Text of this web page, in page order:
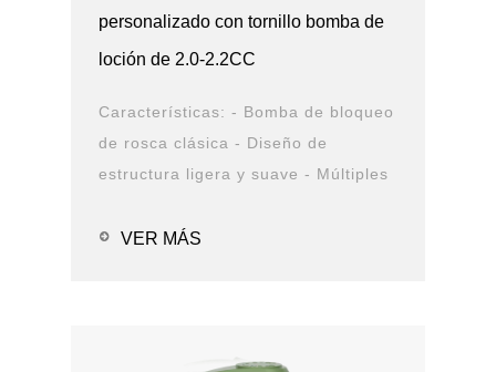
personalizado con tornillo bomba de
loción de 2.0-2.2CC
Características: - Bomba de bloqueo
de rosca clásica - Diseño de
estructura ligera y suave - Múltiples
Opciones de solución de PCR -
VER MÁS